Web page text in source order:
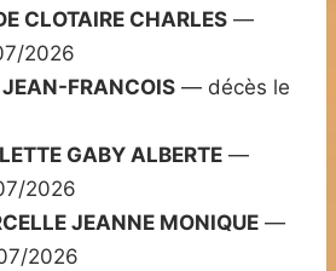
CLOTAIRE CHARLES —
2026
FRANCOIS — décès le
GABY ALBERTE —
2026
JEANNE MONIQUE —
2026